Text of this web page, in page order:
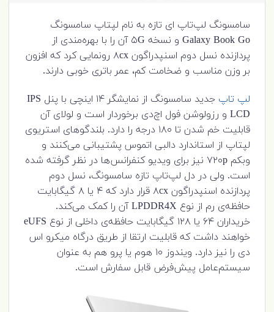
سامسونگ لپ‌تاپ‌ ای تازه به نام لپتاپ سامسونگ
Galaxy Book Go و نسخه ۵G آن را با بهره‌مندی از
پردازنده نسل دوم اسنپدراگون ۸cx رونمایی کرد که افزون
بر وزن مناسب و ضخامت کم، عمر باتری خوبی دارند.
لپ تاپ
جدید سامسونگ از نمایشگر ۱۴ اینچی با پنل IPS
LCD و رزولوشن فول اچ‌دی برخوردار است و لولای آن
قابلیت خم شدن تا ۱۸۰ درجه را دارد. بلندگوهای استریوی
لپتاپ از استاندارد دالبی اتموس پشتیبانی می‌کنند و
وبکم ۷۲۰p نیز برای ویدیو کنفرانس‌ها در نظر گرفته شده
است. ولی در دل لپ‌تاپ تازه سامسونگ، نسل دوم
پردازنده‌ اسنپدراگون ۸cx قرار دارد که ۴ یا ۸ گیگابایت
حافظه‌ی رم از نوع LPDDR4X آن را کمک می‌کند.
خریداران ۶۴ یا ۱۲۸ گیگابایت حافظه‌ی داخلی از نوع eUFS
خواهند داشت که قابلیت ارتقا از طریق درگاه میکرو اس
دی را نیز دارد. ویندوز ۱۰ هوم یا پرو هم به عنوان
سیستم‌عامل پیش‌فرض قابل سفارش است.